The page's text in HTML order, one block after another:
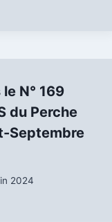
N° 169
du Perche
Septembre
2024